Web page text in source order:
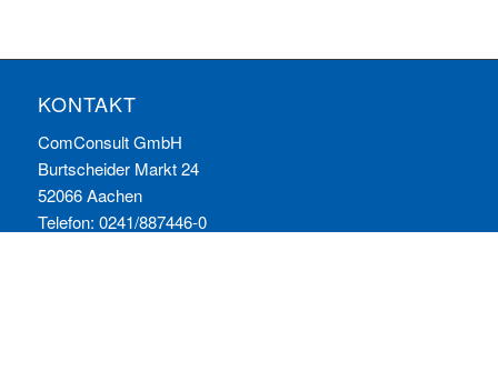
KONTAKT
ComConsult GmbH
Burtscheider Markt 24
52066 Aachen
Telefon: 0241/887446-0